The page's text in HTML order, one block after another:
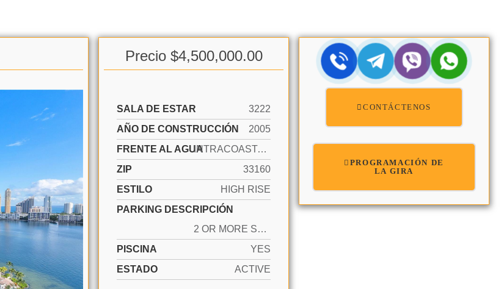
Precio $4,500,000.00
SALA DE ESTAR
3222
AÑO DE CONSTRUCCIÓN
2005
FRENTE AL AGUA
INTRACOASTAL FRONT, NO FIXED BRIDGES, OCEAN ACCESS
ZIP
33160
ESTILO
HIGH RISE
PARKING DESCRIPCIÓN
2 OR MORE SPACES, VALET, NO RV/BOATS, NO TRUCKS/TRAILERS
PISCINA
YES
ESTADO
ACTIVE
CONTÁCTENOS
PROGRAMACIÓN DE
LA GIRA